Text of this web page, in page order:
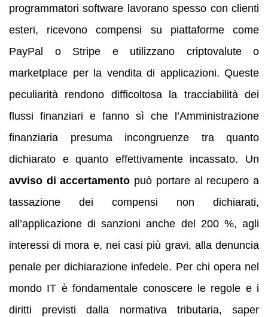
programmatori software lavorano spesso con clienti
esteri, ricevono compensi su piattaforme come
PayPal o Stripe e utilizzano criptovalute o
marketplace per la vendita di applicazioni. Queste
peculiarità rendono difficoltosa la tracciabilità dei
flussi finanziari e fanno sì che l’Amministrazione
finanziaria presuma incongruenze tra quanto
dichiarato e quanto effettivamente incassato. Un
avviso di accertamento può portare al recupero a
tassazione dei compensi non dichiarati,
all’applicazione di sanzioni anche del 200 %, agli
interessi di mora e, nei casi più gravi, alla denuncia
penale per dichiarazione infedele. Per chi opera nel
mondo IT è fondamentale conoscere le regole e i
diritti previsti dalla normativa tributaria, saper